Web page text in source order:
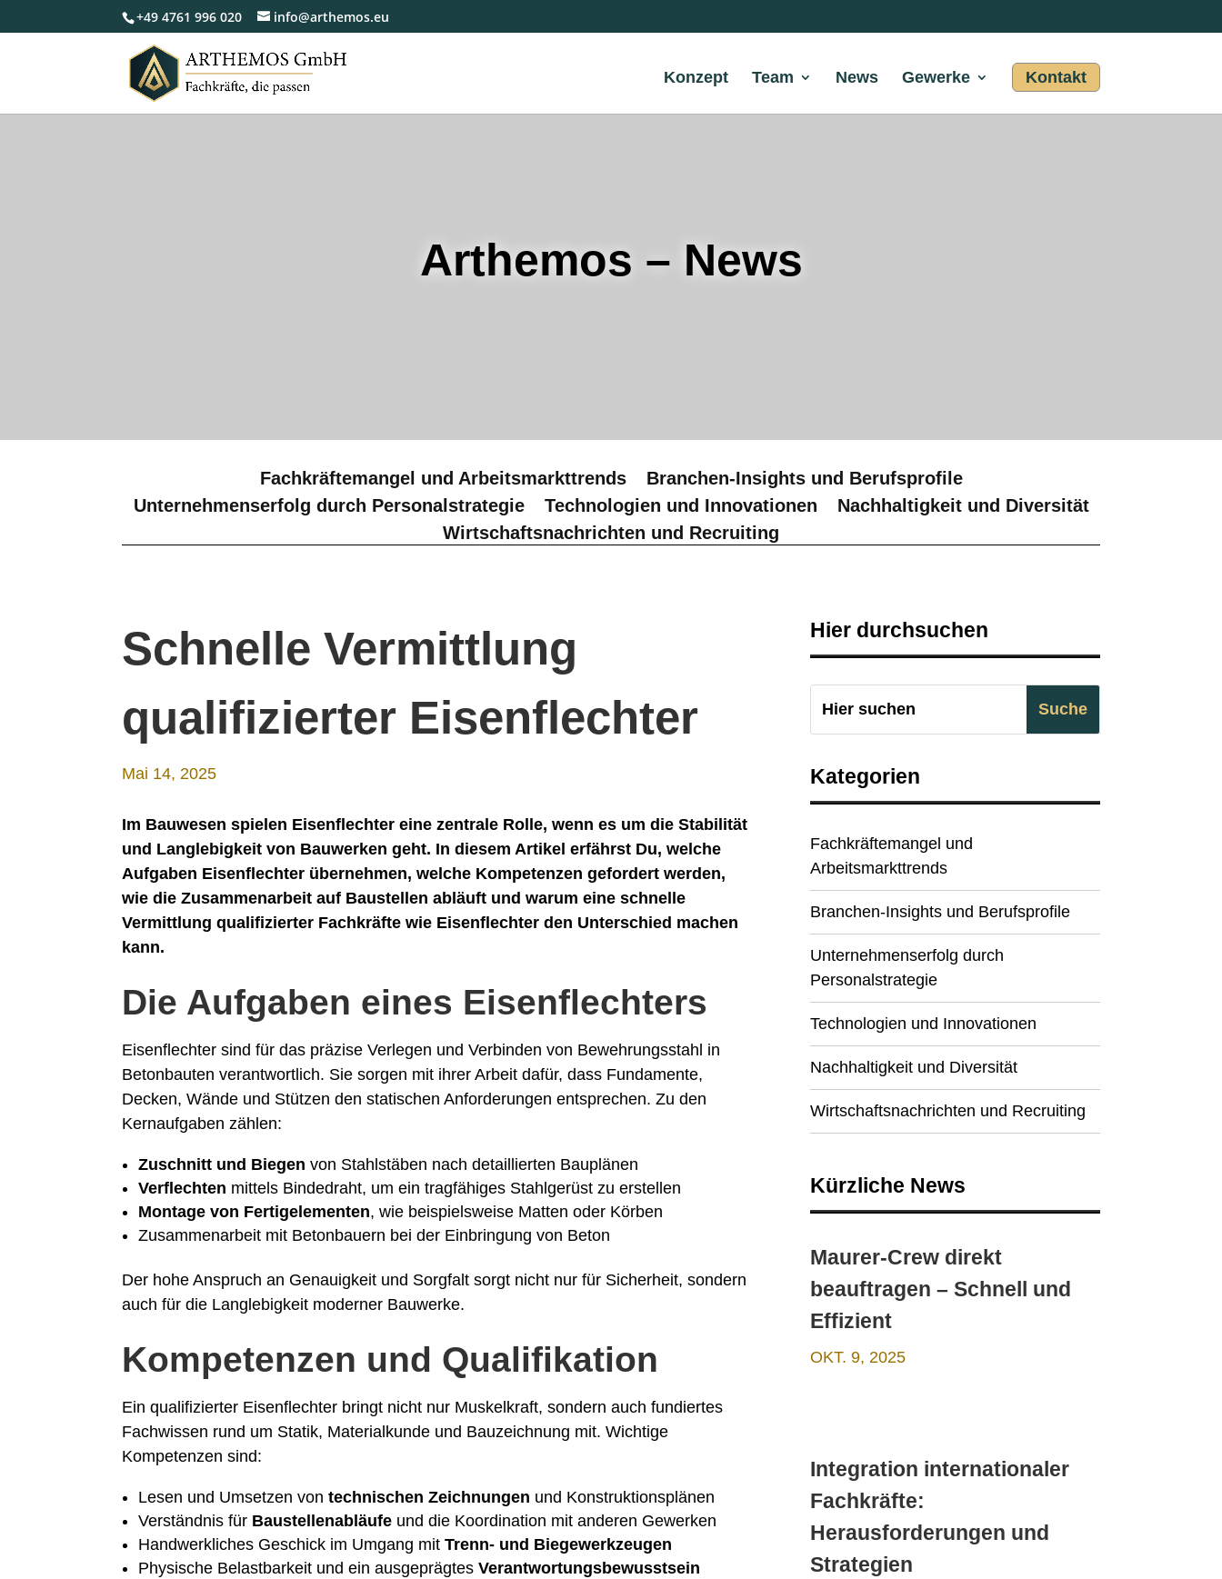
+49 4761 996 020 info@arthemos.eu
Konzept Team News Gewerke Kontakt
Arthemos – News
Fachkräftemangel und Arbeitsmarkttrends
Branchen-Insights und Berufsprofile
Unternehmenserfolg durch Personalstrategie
Technologien und Innovationen
Nachhaltigkeit und Diversität
Wirtschaftsnachrichten und Recruiting
Schnelle Vermittlung
qualifizierter Eisenflechter
Mai 14, 2025
Im Bauwesen spielen Eisenflechter eine zentrale Rolle, wenn es um die Stabilität
und Langlebigkeit von Bauwerken geht. In diesem Artikel erfährst Du, welche
Aufgaben Eisenflechter übernehmen, welche Kompetenzen gefordert werden,
wie die Zusammenarbeit auf Baustellen abläuft und warum eine schnelle
Vermittlung qualifizierter Fachkräfte wie Eisenflechter den Unterschied machen
kann.
Die Aufgaben eines Eisenflechters
Eisenflechter sind für das präzise Verlegen und Verbinden von Bewehrungsstahl in
Betonbauten verantwortlich. Sie sorgen mit ihrer Arbeit dafür, dass Fundamente,
Decken, Wände und Stützen den statischen Anforderungen entsprechen. Zu den
Kernaufgaben zählen:
Zuschnitt und Biegen von Stahlstäben nach detaillierten Bauplänen
Verflechten mittels Bindedraht, um ein tragfähiges Stahlgerüst zu erstellen
Montage von Fertigelementen, wie beispielsweise Matten oder Körben
Zusammenarbeit mit Betonbauern bei der Einbringung von Beton
Der hohe Anspruch an Genauigkeit und Sorgfalt sorgt nicht nur für Sicherheit, sondern
auch für die Langlebigkeit moderner Bauwerke.
Kompetenzen und Qualifikation
Ein qualifizierter Eisenflechter bringt nicht nur Muskelkraft, sondern auch fundiertes
Fachwissen rund um Statik, Materialkunde und Bauzeichnung mit. Wichtige
Kompetenzen sind:
Lesen und Umsetzen vontechnischen Zeichnungen und Konstruktionsplänen
Verständnis für Baustellenabläufe und die Koordination mit anderen Gewerken
Handwerkliches Geschick im Umgang mitTrenn- und Biegewerkzeugen
Physische Belastbarkeit und ein ausgeprägtesVerantwortungsbewusstsein
Hier durchsuchen
Kategorien
Fachkräftemangel und
Arbeitsmarkttrends
Branchen-Insights und Berufsprofile
Unternehmenserfolg durch
Personalstrategie
Technologien und Innovationen
Nachhaltigkeit und Diversität
Wirtschaftsnachrichten und Recruiting
Kürzliche News
Maurer-Crew direkt
beauftragen – Schnell und
Effizient
OKT. 9, 2025
Integration internationaler
Fachkräfte:
Herausforderungen und
Strategien